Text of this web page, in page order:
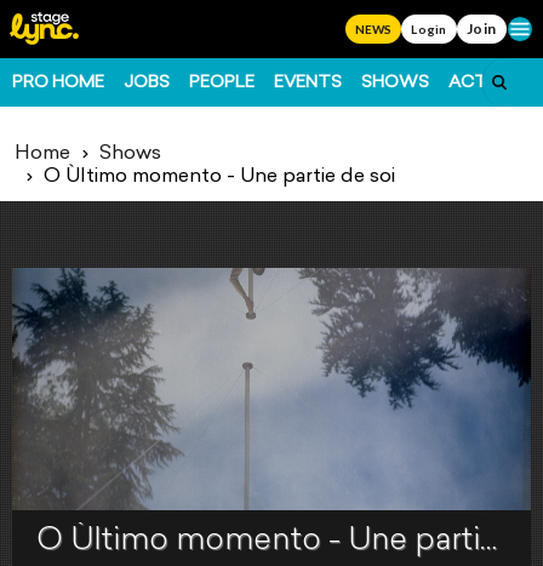
NEWS Login Join
PRO HOME JOBS PEOPLE EVENTS SHOWS ACTS
Home
Shows
O Ùltimo momento - Une partie de soi
O Ùltimo momento - Une partie de soi